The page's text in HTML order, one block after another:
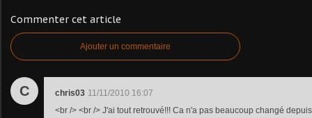
Commenter cet article
Ajouter un commentaire
C chris03 11/11/2010 16:07
<br /> <br /> J'ai tout retrouvé!!! Ca n'a pas beaucoup changé